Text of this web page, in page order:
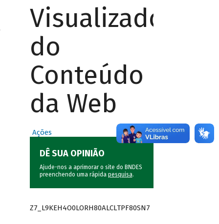
Visualizador
do
Conteúdo
da Web
Ações
DÊ SUA OPINIÃO
Ajude-nos a aprimorar o site do BNDES
preenchendo uma rápida pesquisa.
Z7_L9KEH4O0LORH80ALCLTPF80SN7